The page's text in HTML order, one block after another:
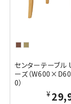
センターテーブル
ーズ（
0）